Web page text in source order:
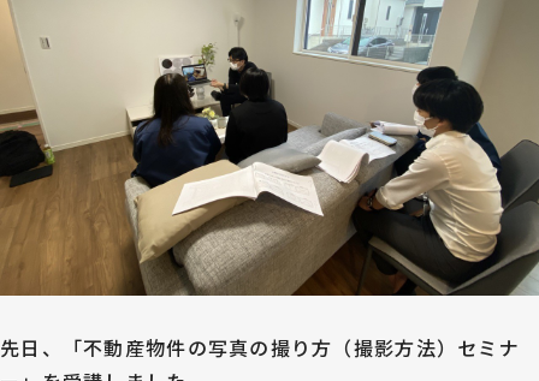
先日、「不動産物件の写真の撮り方（撮影方法）セミナ